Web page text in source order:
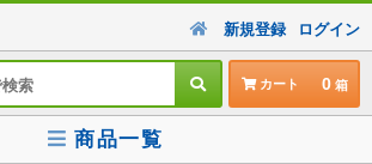
新規登録 ログイン
カート 0
商品一覧